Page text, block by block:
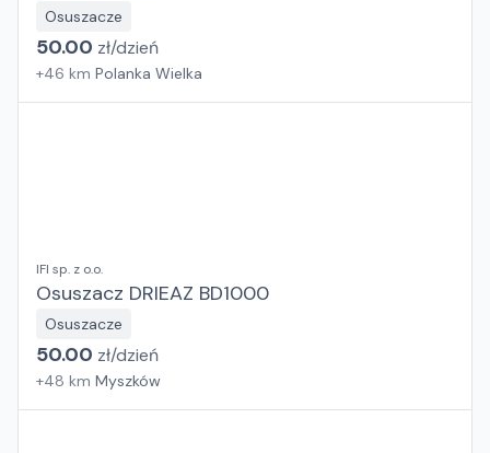
Osuszacze
50.00 zł/dzień
+46 km Polanka Wielka
IFI sp. z o.o.
Osuszacz DRIEAZ BD1000
Osuszacze
50.00 zł/dzień
+48 km Myszków